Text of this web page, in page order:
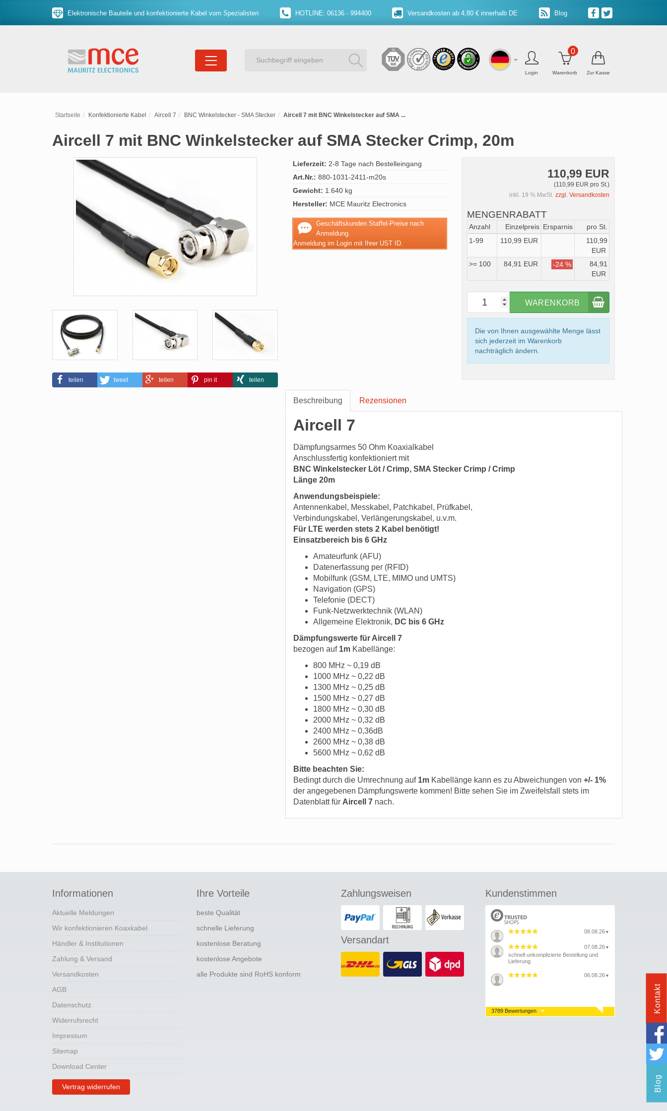
Elektronische Bauteile und konfektionierte Kabel vom Spezialisten HOTLINE: 06136 - 994400 Versandkosten ab 4,80 € innerhalb DE Blog
Login Warenkorb
0
Zur Kasse
Startseite Konfektionierte Kabel Aircell 7 BNC Winkelstecker - SMA Stecker Aircell 7 mit BNC Winkelstecker auf SMA ...
Aircell 7 mit BNC Winkelstecker auf SMA Stecker Crimp, 20m
teilen tweet teilen pin it teilen
Lieferzeit: 2-8 Tage nach Bestelleingang
Art.Nr.: 880-1031-2411-m20s
Gewicht: 1.640 kg
Hersteller: MCE Mauritz Electronics
Geschäftskunden Staffel-Preise nach
Anmeldung.
Anmeldung im Login mit Ihrer UST ID.
110,99 EUR
(110,99 EUR pro St.)
inkl. 19 % MwSt. zzgl. Versandkosten
MENGENRABATT
Anzahl Einzelpreis Ersparnis
pro St.
1-99
110,99 EUR
110,99
EUR
>= 100
84,91 EUR -24 %
84,91
EUR
WARENKORB
Die von Ihnen ausgewählte Menge lässt
sich jederzeit im Warenkorb
nachträglich ändern.
Beschreibung Rezensionen
Aircell 7
Dämpfungsarmes 50 Ohm Koaxialkabel
Anschlussfertig konfektioniert mit
BNC Winkelstecker Löt / Crimp, SMA Stecker Crimp / Crimp
Länge 20m
Anwendungsbeispiele:
Antennenkabel, Messkabel, Patchkabel, Prüfkabel,
Verbindungskabel, Verlängerungskabel, u.v.m.
Für LTE werden stets 2 Kabel benötigt!
Einsatzbereich bis 6 GHz
Amateurfunk (AFU)
Datenerfassung per (RFID)
Mobilfunk (GSM, LTE, MIMO und UMTS)
Navigation (GPS)
Telefonie (DECT)
Funk-Netzwerktechnik (WLAN)
Allgemeine Elektronik, DC bis 6 GHz
Dämpfungswerte für Aircell 7
bezogen auf 1m Kabellänge:
800 MHz ~ 0,19 dB
1000 MHz ~ 0,22 dB
1300 MHz ~ 0,25 dB
1500 MHz ~ 0,27 dB
1800 MHz ~ 0,30 dB
2000 MHz ~ 0,32 dB
2400 MHz ~ 0,36dB
2600 MHz ~ 0,38 dB
5600 MHz ~ 0,62 dB
Bitte beachten Sie:
Bedingt durch die Umrechnung auf 1m Kabellänge kann es zu Abweichungen von +/- 1%
der angegebenen Dämpfungswerte kommen! Bitte sehen Sie im Zweifelsfall stets im
Datenblatt für Aircell 7 nach.
Informationen
Aktuelle Meldungen
Wir konfektionieren Koaxkabel
Händler & Institutionen
Zahlung & Versand
Versandkosten
AGB
Datenschutz
Widerrufsrecht
Impressum
Sitemap
Download Center
Vertrag widerrufen
Ihre Vorteile
beste Qualität
schnelle Lieferung
kostenlose Beratung
kostenlose Angebote
alle Produkte sind RoHS konform
Zahlungsweisen
Versandart
Kundenstimmen
08.08.26 ▼
07.08.26 ▼
schnell unkomplizierte Bestellung und
Lieferung
06.08.26 ▼
3789 Bewertungen Kontakt
Blog